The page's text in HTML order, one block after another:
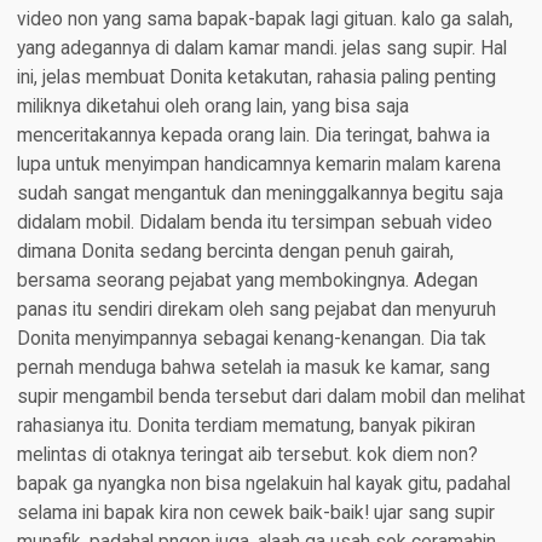
video non yang sama bapak-bapak lagi gituan. kalo ga salah,
yang adegannya di dalam kamar mandi. jelas sang supir. Hal
ini, jelas membuat Donita ketakutan, rahasia paling penting
miliknya diketahui oleh orang lain, yang bisa saja
menceritakannya kepada orang lain. Dia teringat, bahwa ia
lupa untuk menyimpan handicamnya kemarin malam karena
sudah sangat mengantuk dan meninggalkannya begitu saja
didalam mobil. Didalam benda itu tersimpan sebuah video
dimana Donita sedang bercinta dengan penuh gairah,
bersama seorang pejabat yang membokingnya. Adegan
panas itu sendiri direkam oleh sang pejabat dan menyuruh
Donita menyimpannya sebagai kenang-kenangan. Dia tak
pernah menduga bahwa setelah ia masuk ke kamar, sang
supir mengambil benda tersebut dari dalam mobil dan melihat
rahasianya itu. Donita terdiam mematung, banyak pikiran
melintas di otaknya teringat aib tersebut. kok diem non?
bapak ga nyangka non bisa ngelakuin hal kayak gitu, padahal
selama ini bapak kira non cewek baik-baik! ujar sang supir